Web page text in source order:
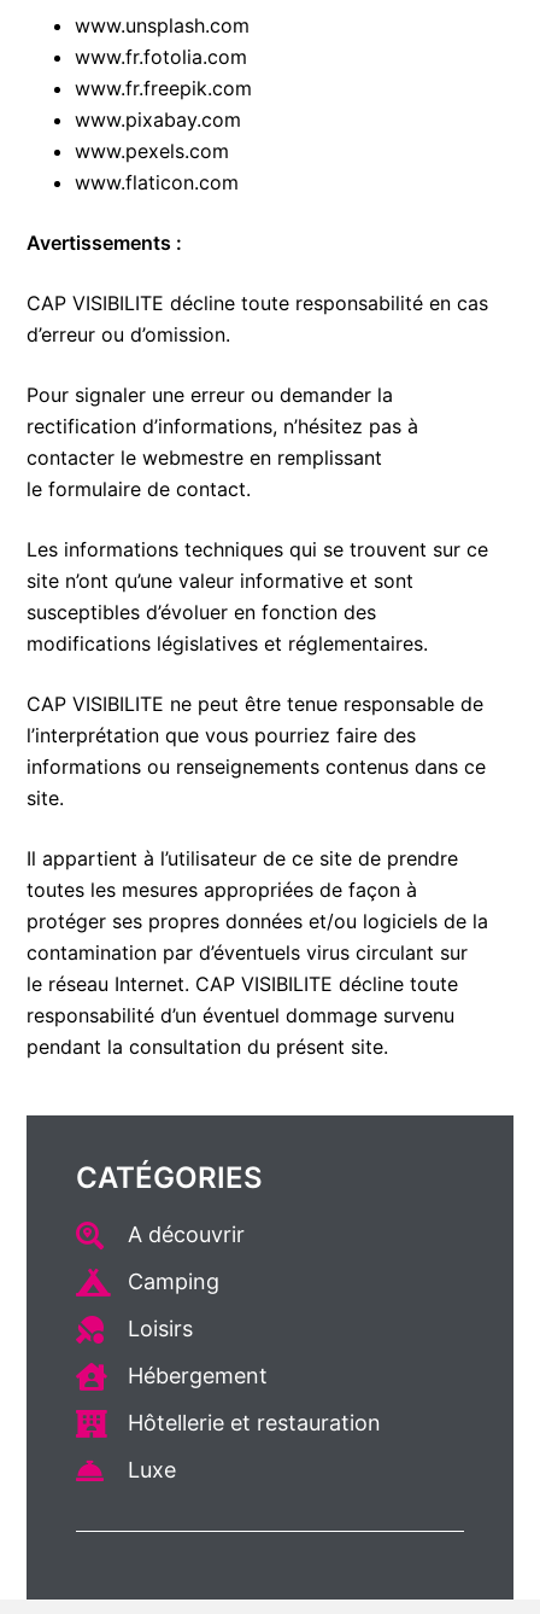
www.unsplash.com
www.fr.fotolia.com
www.fr.freepik.com
www.pixabay.com
www.pexels.com
www.flaticon.com
Avertissements :
CAP VISIBILITE décline toute responsabilité en cas
d’erreur ou d’omission.
Pour signaler une erreur ou demander la
rectification d’informations, n’hésitez pas à
contacter le webmestre en remplissant
le formulaire de contact.
Les informations techniques qui se trouvent sur ce
site n’ont qu’une valeur informative et sont
susceptibles d’évoluer en fonction des
modifications législatives et réglementaires.
CAP VISIBILITE ne peut être tenue responsable de
l’interprétation que vous pourriez faire des
informations ou renseignements contenus dans ce
site.
Il appartient à l’utilisateur de ce site de prendre
toutes les mesures appropriées de façon à
protéger ses propres données et/ou logiciels de la
contamination par d’éventuels virus circulant sur
le réseau Internet. CAP VISIBILITE décline toute
responsabilité d’un éventuel dommage survenu
pendant la consultation du présent site.
CATÉGORIES
A découvrir
Camping
Loisirs
Hébergement
Hôtellerie et restauration
Luxe